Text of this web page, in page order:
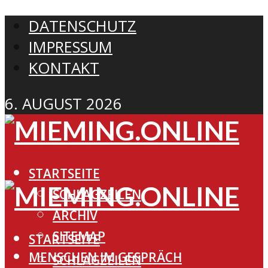
DATENSCHUTZ
IMPRESSUM
KONTAKT
6. AUGUST 2026
STARTSEITE
SCHLAGZEILEN
ARCHIV
SITEMAP
MENSCHEN IM GESPRÄCH
STARTSEITE
SCHLAGZEILEN